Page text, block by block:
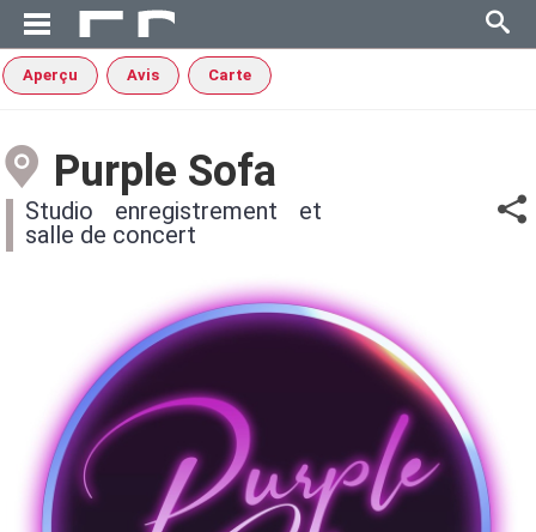
Aperçu Avis Carte
Purple Sofa
Studio enregistrement et
salle de concert